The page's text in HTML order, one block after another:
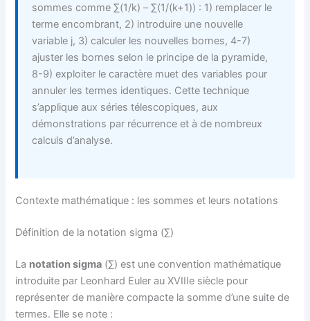
sommes comme ∑(1/k) – ∑(1/(k+1)) : 1) remplacer le
terme encombrant, 2) introduire une nouvelle
variable j, 3) calculer les nouvelles bornes, 4-7)
ajuster les bornes selon le principe de la pyramide,
8-9) exploiter le caractère muet des variables pour
annuler les termes identiques. Cette technique
s’applique aux séries télescopiques, aux
démonstrations par récurrence et à de nombreux
calculs d’analyse.
Contexte mathématique : les sommes et leurs notations
Définition de la notation sigma (∑)
La notation sigma (∑) est une convention mathématique
introduite par Leonhard Euler au XVIIIe siècle pour
représenter de manière compacte la somme d’une suite de
termes. Elle se note :